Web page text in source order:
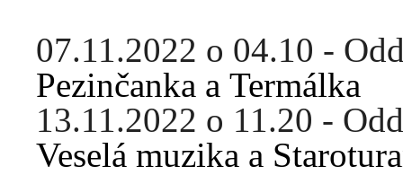
07.11.2022 o 04.10 -
Pezinčanka a Termálka
13.11.2022 o 11.20 -
Veselá muzika a